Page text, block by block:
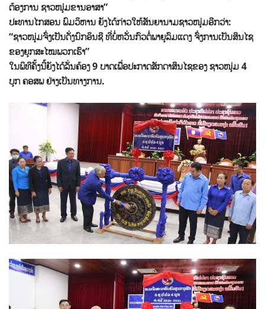
ຕ້ອງການ ຊາວໜຸ່ມຂານອາສາ”
ປະທານໄກສອນ ພົມວິຫານ ຍັງໄດ້ກ່າວໃຫ້ສັນຍານາມຊາວໜຸ່ມອີກວ່າ:
“ຊາວໜຸ່ມຈົ່ງເປັນດັ່ງນົກອິນຊີ ທີ່ບໍ່ຫວັ່ນກົວຕໍ່ພາຍຸລົມແດງ ຈົ່ງການເປັນສິນໄຊ
ຂອງຍຸກສະໄໝພວກເຮົາ”
ໃນພິທີຄັ້ງນີ້ຍັງໄດ້ລັ່ນຄ້ອງ 9 ບາດເພື່ອປະກາດສັກດາສິນໄຊຂອງ ຊາວໜຸ່ມ 4
ບຸກ ຄອສພ ຢ່າງເປັນທາງການ.